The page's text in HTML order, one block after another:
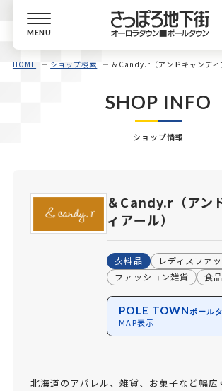
MENU
HOME ショップ検索 ＆Candy.r（アンドキャンディ
SHOP INFO
ショップ情報
＆Candy.r（アン
ィアール）
衣料品
レディスファ
ファッション雑貨
食品
POLE TOWN ポール
MAP表示
北海道のアパレル、雑貨、お菓子など幅広